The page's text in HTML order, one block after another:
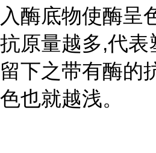
入酶底物使酶呈
抗原量越多,代表
留下之带有酶的
色也就越浅。